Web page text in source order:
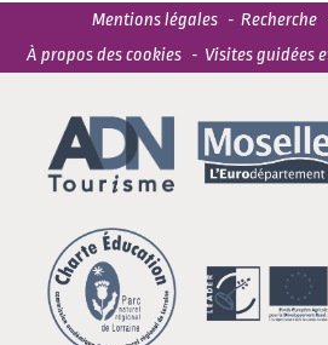
Mentions légales Recherche
À propos des cookies
Visites guidées